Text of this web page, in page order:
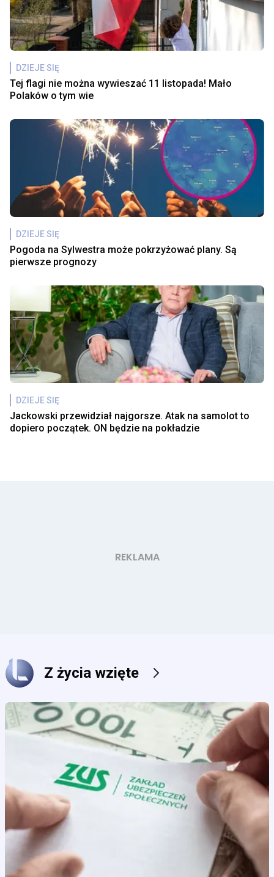
DZIEJE SIĘ
Tej flagi nie można wywieszać 11 listopada! Mało
Polaków o tym wie
DZIEJE SIĘ
Pogoda na Sylwestra może pokrzyżować plany. Są
pierwsze prognozy
DZIEJE SIĘ
Jackowski przewidział najgorsze. Atak na samolot to
dopiero początek. ON będzie na pokładzie
Z życia wzięte